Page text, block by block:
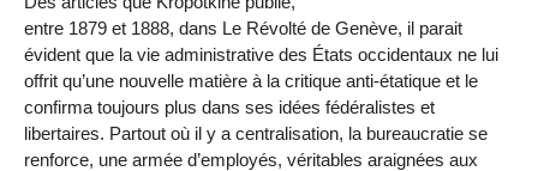
entre 1879 et 1888, dans Le Révolté de Genève, il parait
évident que la vie administrative des États occidentaux ne lui
offrit qu’une nouvelle matière à la critique anti-étatique et le
confirma toujours plus dans ses idées fédéralistes et
libertaires. Partout où il y a centralisation, la bureaucratie se
renforce, une armée d’employés, véritables araignées aux